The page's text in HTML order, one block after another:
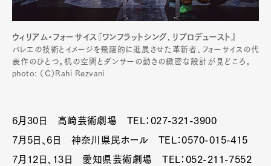
Art&Design Watch
GourmetCars
ウィリアム・フォーサイス『ワンフラットシング, リプロデュースト』
バレエの技術とイメージを飛躍的に進展させた革新者、フォーサイスの代
表作のひとつ。机の空間とダンサーの動きの緻密な設計が見どころ。
photo: （C）Rahi Rezvani
6月30日 高崎芸術劇場 TEL：027-321-3900
7月5日、6日 神奈川県民ホール TEL：0570-015-415
7月12日、13日 愛知県芸術劇場 TEL：052-211-7552